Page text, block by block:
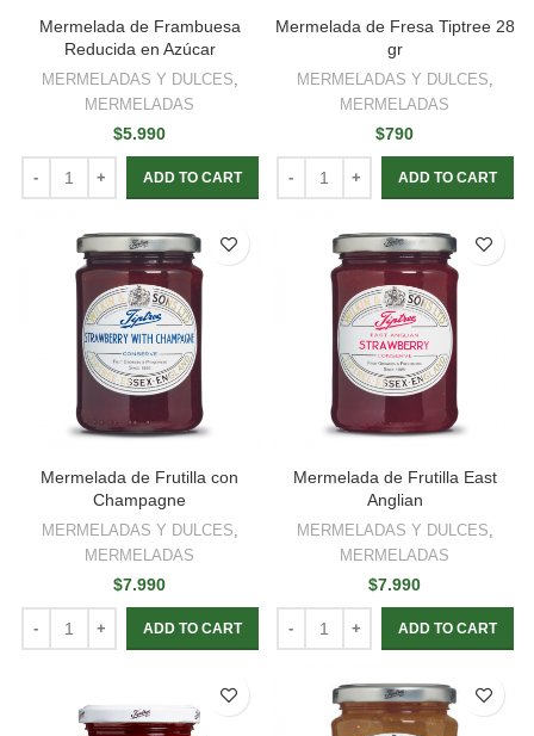
Mermelada de Frambuesa
Reducida en Azúcar
MERMELADAS Y DULCES,
MERMELADAS
$5.990
ADD TO CART
Mermelada de Fresa Tiptree 28
gr
MERMELADAS Y DULCES,
MERMELADAS
$790
ADD TO CART
Mermelada de Frutilla con
Champagne
MERMELADAS Y DULCES,
MERMELADAS
$7.990
ADD TO CART
Mermelada de Frutilla East
Anglian
MERMELADAS Y DULCES,
MERMELADAS
$7.990
ADD TO CART